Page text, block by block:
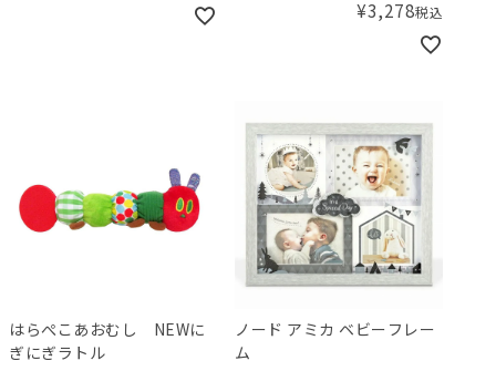
¥3,278税込
はらぺこあおむし NEWに
ぎにぎラトル
ノード アミカ ベビーフレー
ム